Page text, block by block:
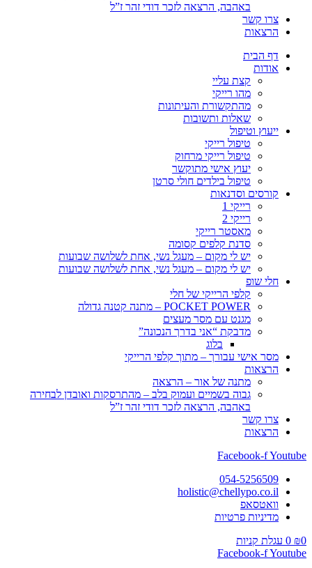
באהבה, הרצאה לזכר דודי זהר ז”ל
צרו קשר
הרצאות
דף הבית
אודות
קצת עליי
מהו רייקי
מהתקשורת והעיתונות
שאלות ותשובות
ייעוץ וטיפול
טיפול רייקי
טיפול רייקי מרחוק
יעוץ אישי מתוקשר
טיפול בילדים חולי סרטן
קורסים וסדנאות
רייקי 1
רייקי 2
מאסטר רייקי
סדנת קלפים קסומה
יש לי מקום – מעגל נשי, אחת לשלושה שבועות
יש לי מקום – מעגל נשי, אחת לשלושה שבועות
חלי שופ
קלפי הרייקי של חלי
POCKET POWER – מתנה קטנה גדולה
מגנט עם מסר מעצים
מדבקת “אני בדרך הנכונה”
בלוג
מסר אישי עבורך – מתוך קלפי הרייקי
הרצאות
מתנה של אור – הרצאה
גבוה בשמיים ועמוק בלב – מהתרסקות ואובדן לבחירה
באהבה, הרצאה לזכר דודי זהר ז”ל
צרו קשר
הרצאות
Facebook-fYoutube
054-5256509
holistic@chellypo.co.il
וואטסאפ
מדיניות פרטיות
₪0
0 עגלת קניות
Facebook-fYoutube